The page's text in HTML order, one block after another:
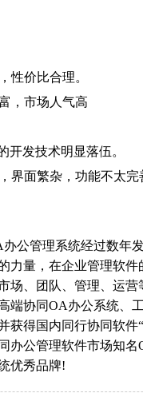
价比合理。
市场人气高
发技术明显落伍。
面繁杂，功能不太完
管理系统经过数年发
力量，在企业管理软件
场、团队、管理、运营
端协同OA办公系统、
获得国内同行协同软件
办公管理软件市场知
优秀品牌!